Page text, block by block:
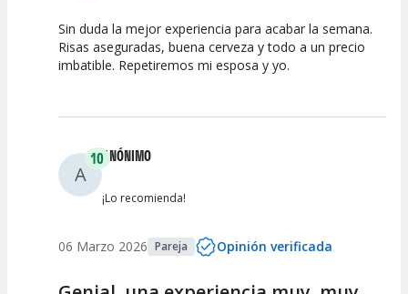
10
Calidad del
10
Puesta en
10
Interpretación
Sin duda la mejor experiencia para acabar la semana.
Risas aseguradas, buena cerveza y todo a un precio
imbatible. Repetiremos mi esposa y yo.
A
10ANÓNIMO
¡Lo recomienda!
06 Marzo 2026 Pareja Opinión verificada